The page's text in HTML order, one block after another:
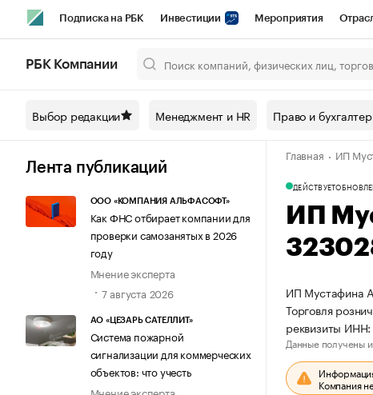
Подписка на РБК Инвестиции Мероприятия
Спецпроекты СПб Конференции СПб Спецпроекты
Технологии и медиа Рынок наличной валюты
РБК Компании
Выбор редакции Менеджмент и HR Право и
Лента публикаций
ООО «КОМПАНИЯ АЛЬФАСОФТ»
Как ФНС отбирает компании для
проверки самозанятых в 2026
году
Мнение эксперта
7 августа 2026
АО «ЦЕЗАРЬ САТЕЛЛИТ»
Система пожарной
сигнализации для коммерческих
объектов: что учесть
Главная ИП
ДЕЙСТВУЕТ
ИП
ИП Мустафина
Торговля
реквизиты
Данные получены
Компания